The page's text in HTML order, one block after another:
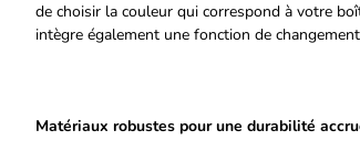
de choisir la couleur qui correspond à votre
intègre également une fonction de
Matériaux robustes pour une durabilité